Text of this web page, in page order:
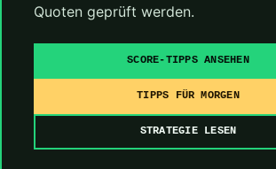
Quoten geprüft werden.
SCORE-TIPPS ANSEHEN
TIPPS FÜR MORGEN
STRATEGIE LESEN